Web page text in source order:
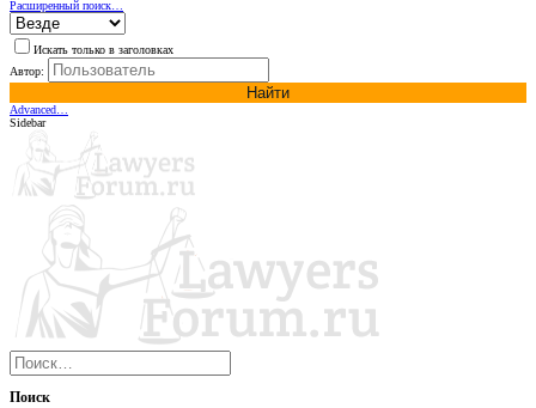
Расширенный поиск…
Искать только в заголовках
Автор:
Найти
Advanced…
Sidebar
Поиск